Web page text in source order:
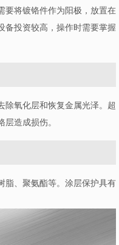
要将镀铬件作为阳极，放置在
备投资较高，操作时需要掌握
除氧化层和恢复金属光泽。超
造成损伤。
脂、聚氨酯等。涂层保护具有